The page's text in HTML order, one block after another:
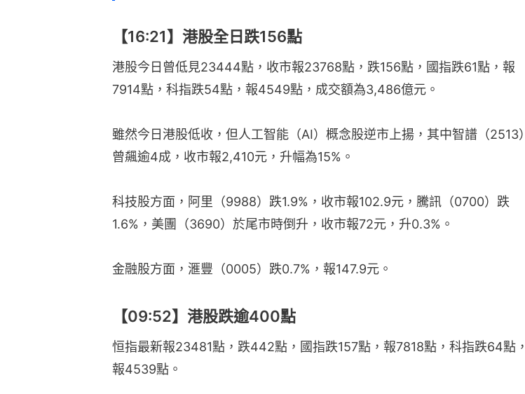
【16:21】港股全日跌156點
港股今日曾低見23444點，收市報23768點，跌156點，國指跌61點，報
7914點，科指跌54點，報4549點，成交額為3,486億元。
雖然今日港股低收，但人工智能（AI）概念股逆市上揚，其中智譜（2513）
曾飆逾4成，收市報2,410元，升幅為15%。
科技股方面，阿里（9988）跌1.9%，收市報102.9元，騰訊（0700）跌
1.6%，美團（3690）於尾市時倒升，收市報72元，升0.3%。
金融股方面，滙豐（0005）跌0.7%，報147.9元。
【09:52】港股跌逾400點
恒指最新報23481點，跌442點，國指跌157點，報7818點，科指跌64點，
報4539點。